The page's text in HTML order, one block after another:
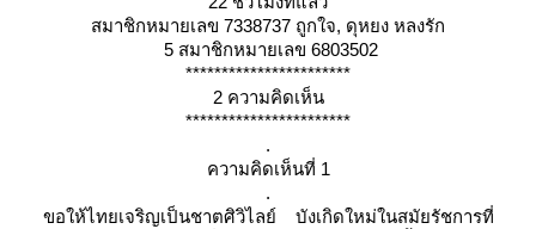
สมาชิกหมายเลข 7338737 ถูกใจ, ดุหยง หลงรัก
5 สมาชิกหมายเลข 6803502
***********************
2 ความคิดเห็น
***********************
.
ความคิดเห็นที่ 1
.
ขอให้ไทยเจริญเป็นชาตศิวิไลย์ บังเกิดใหม่ในสมัยรัชการที่